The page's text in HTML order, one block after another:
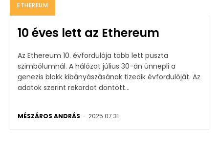
ETHEREUM
10 éves lett az Ethereum
Az Ethereum 10. évfordulója több lett puszta
szimbólumnál. A hálózat július 30-án ünnepli a
genezis blokk kibányászásának tizedik évfordulóját. Az
adatok szerint rekordot döntött...
MÉSZÁROS ANDRÁS - 2025.07.31.